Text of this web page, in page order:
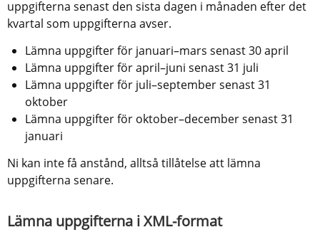
uppgifterna senast den sista dagen i månaden efter det
kvartal som uppgifterna avser.
Lämna uppgifter för januari–mars senast 30 april
Lämna uppgifter för april–juni senast 31 juli
Lämna uppgifter för juli–september senast 31
oktober
Lämna uppgifter för oktober–december senast 31
januari
Ni kan inte få anstånd, alltså tillåtelse att lämna
uppgifterna senare.
Lämna uppgifterna i XML-format